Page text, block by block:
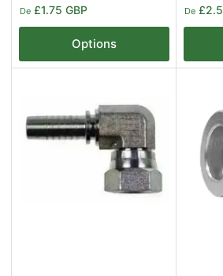
Prix
De £1.75 GBP
Options
Prix
De